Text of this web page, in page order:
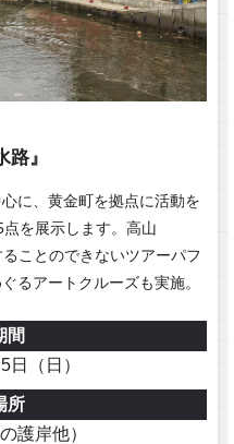
路』
に、黄金町を拠点に活動を
を展示します。高山
ことのできないツアーパフ
るアートクルーズも実施。
間
（日）
所
護岸他）